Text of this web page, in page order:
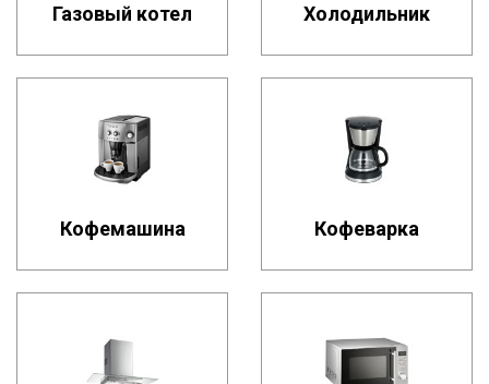
Газовый котел Холодильник
Кофемашина Кофеварка